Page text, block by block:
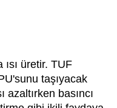
üretir. TUF
taşıyacak
azaltırken basıncı